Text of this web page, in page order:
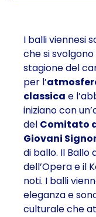
I balli viennesi
che si
stagione del
per l’
classica e
iniziano con
del Comitato
Giovani
di ballo. Il Ballo
dell’Opera e il
noti. I balli
eleganza e
culturale che